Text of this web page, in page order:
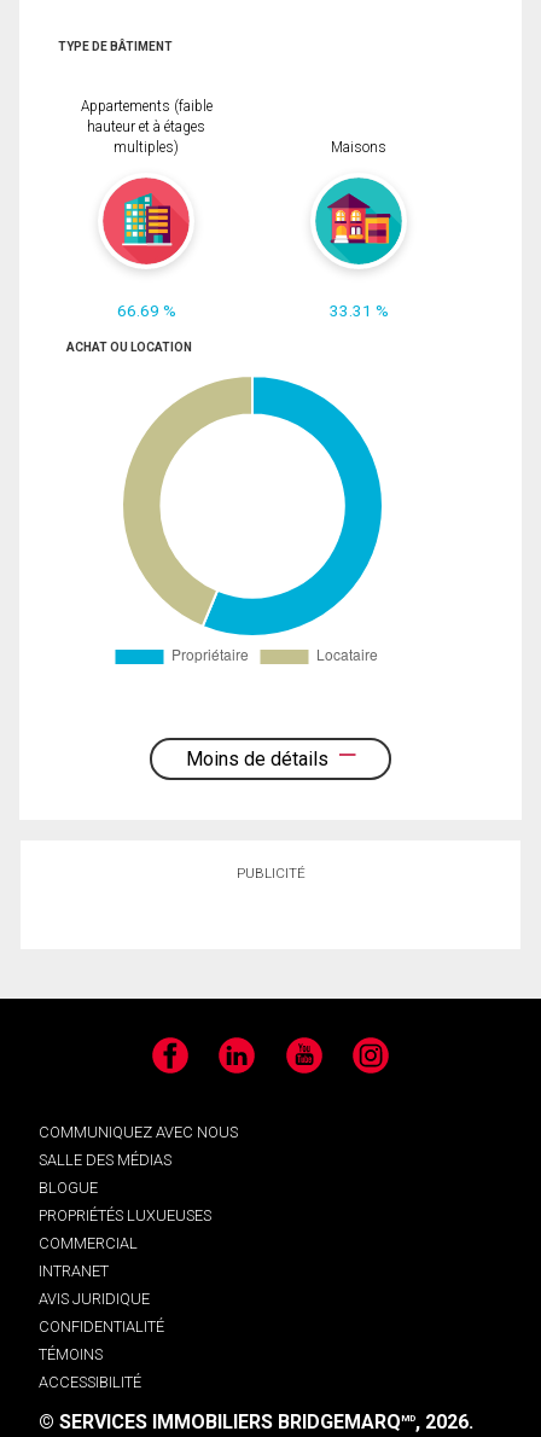
TYPE DE BÂTIMENT
Appartements (faible
hauteur et à étages
multiples)
66.69 %
Maisons
33.31 %
ACHAT OU LOCATION
Moins de détails
PUBLICITÉ
Facebook LinkedIn YouTube Instagram
COMMUNIQUEZ AVEC NOUS
SALLE DES MÉDIAS
BLOGUE
PROPRIÉTÉS LUXUEUSES
COMMERCIAL
INTRANET
AVIS JURIDIQUE
CONFIDENTIALITÉ
TÉMOINS
ACCESSIBILITÉ
© SERVICES IMMOBILIERS BRIDGEMARQMD, 2026.